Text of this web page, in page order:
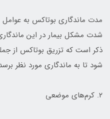
مدت ماندگاری بوتاکس به
شدت مشکل بیمار در این
ذکر است که تزریق بوتاکس از
شود تا به ماندگاری مورد نظر
۲. کرم‌های موضعی